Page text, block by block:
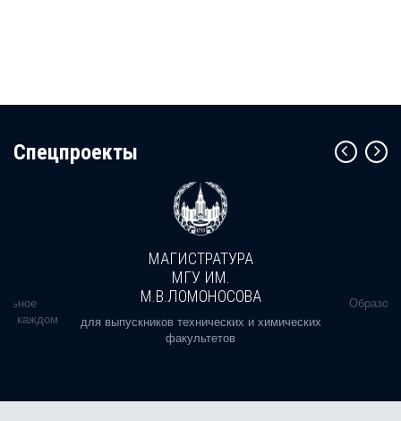
Cпецпроекты
в каждом
МАГИСТРАТУРА
МГУ ИМ.
М.В.ЛОМОНОСОВА
для выпускников технических и химических
факультетов